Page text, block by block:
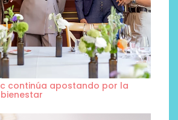
continúa apostando por la